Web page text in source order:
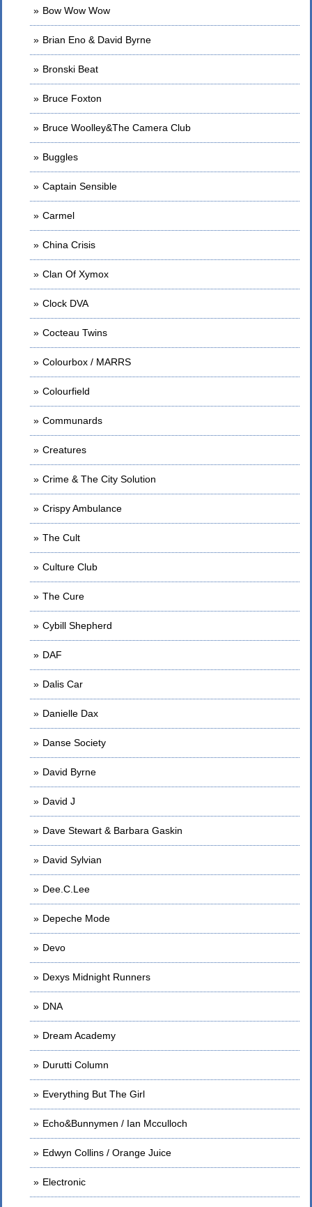
Bow Wow Wow
Brian Eno & David Byrne
Bronski Beat
Bruce Foxton
Bruce Woolley&The Camera Club
Buggles
Captain Sensible
Carmel
China Crisis
Clan Of Xymox
Clock DVA
Cocteau Twins
Colourbox / MARRS
Colourfield
Communards
Creatures
Crime & The City Solution
Crispy Ambulance
The Cult
Culture Club
The Cure
Cybill Shepherd
DAF
Dalis Car
Danielle Dax
Danse Society
David Byrne
David J
Dave Stewart & Barbara Gaskin
David Sylvian
Dee.C.Lee
Depeche Mode
Devo
Dexys Midnight Runners
DNA
Dream Academy
Durutti Column
Everything But The Girl
Echo&Bunnymen / Ian Mcculloch
Edwyn Collins / Orange Juice
Electronic